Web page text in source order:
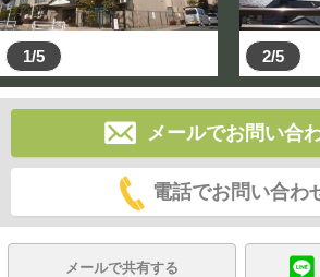
1/5 2/5
メールでお問い合
電話でお問い合わ
メールで共有する